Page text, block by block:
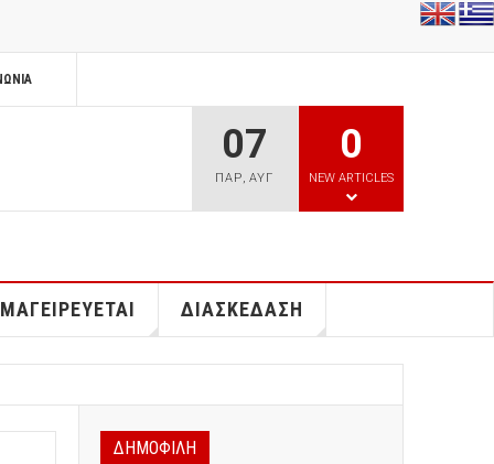
07
ΠΑΡ,ΑΥΓ
0
NEW ARTICLES
ΔΙΑΣΚΕΔΑΣΗ
ΔΗΜΟΦΙΛΗ